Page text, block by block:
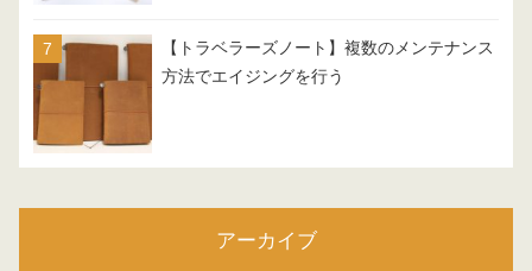
【トラベラーズノート】複数のメンテナンス
方法でエイジングを行う
アーカイブ